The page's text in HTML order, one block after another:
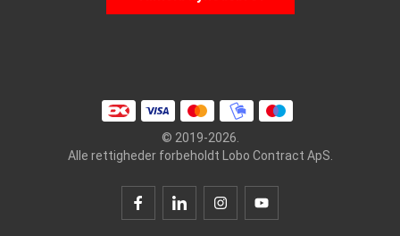
© 2019-2026.
Alle rettigheder forbeholdt Lobo Contract ApS.